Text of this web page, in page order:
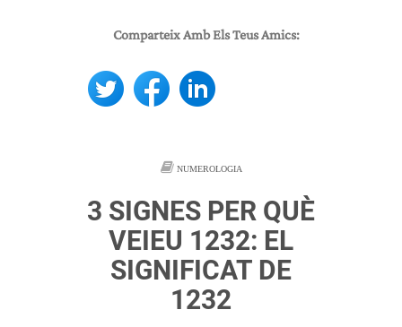
Comparteix Amb Els Teus Amics:
NUMEROLOGIA
3 SIGNES PER QUÈ
VEIEU 1232: EL
SIGNIFICAT DE
1232